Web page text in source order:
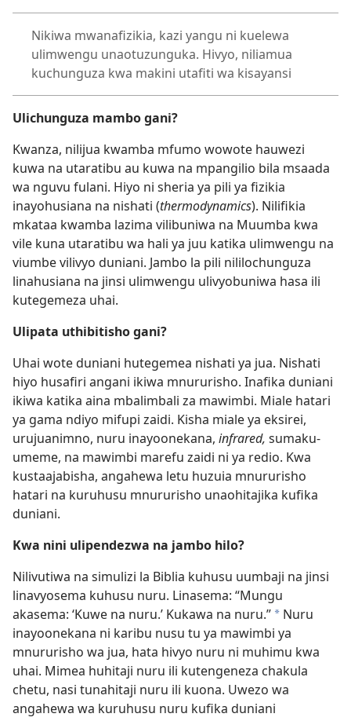
Nikiwa mwanafizikia, kazi yangu ni kuelewa
ulimwengu unaotuzunguka. Hivyo, niliamua
kuchunguza kwa makini utafiti wa kisayansi
Ulichunguza mambo gani?
Kwanza, nilijua kwamba mfumo wowote hauwezi
kuwa na utaratibu au kuwa na mpangilio bila msaada
wa nguvu fulani. Hiyo ni sheria ya pili ya fizikia
inayohusiana na nishati (thermodynamics). Nilifikia
mkataa kwamba lazima vilibuniwa na Muumba kwa
vile kuna utaratibu wa hali ya juu katika ulimwengu na
viumbe vilivyo duniani. Jambo la pili nililochunguza
linahusiana na jinsi ulimwengu ulivyobuniwa hasa ili
kutegemeza uhai.
Ulipata uthibitisho gani?
Uhai wote duniani hutegemea nishati ya jua. Nishati
hiyo husafiri angani ikiwa mnururisho. Inafika duniani
ikiwa katika aina mbalimbali za mawimbi. Miale hatari
ya gama ndiyo mifupi zaidi. Kisha miale ya eksirei,
urujuanimno, nuru inayoonekana, infrared, sumaku-
umeme, na mawimbi marefu zaidi ni ya redio. Kwa
kustaajabisha, angahewa letu huzuia mnururisho
hatari na kuruhusu mnururisho unaohitajika kufika
duniani.
Kwa nini ulipendezwa na jambo hilo?
Nilivutiwa na simulizi la Biblia kuhusu uumbaji na jinsi
linavyosema kuhusu nuru. Linasema: “Mungu
akasema: ‘Kuwe na nuru.’ Kukawa na nuru.” * Nuru
inayoonekana ni karibu nusu tu ya mawimbi ya
mnururisho wa jua, hata hivyo nuru ni muhimu kwa
uhai. Mimea huhitaji nuru ili kutengeneza chakula
chetu, nasi tunahitaji nuru ili kuona. Uwezo wa
angahewa wa kuruhusu nuru kufika duniani